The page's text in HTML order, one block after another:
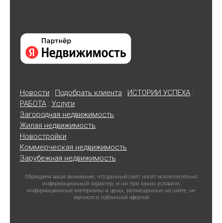
Новости : Подобрать клиента : ИСТОРИИ УСПЕХА :
РАБОТА : Услуги
Загородная недвижимость
Жилая недвижимость
Новостройки
Коммерческая недвижимость
Зарубежная недвижимость
Обращаем ваше внимание, что данный сайт носит исключительно
информационный характер, и ни при каких условиях
информационные материалы и цены, размещенные на сайте, не
являются публичной офертой